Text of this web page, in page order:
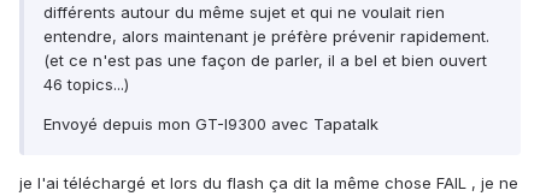
différents autour du même sujet et qui ne voulait rien
entendre, alors maintenant je préfère prévenir rapidement.
(et ce n'est pas une façon de parler, il a bel et bien ouvert
46 topics...)
Envoyé depuis mon GT-I9300 avec Tapatalk
je l'ai téléchargé et lors du flash ça dit la même chose FAIL , je ne